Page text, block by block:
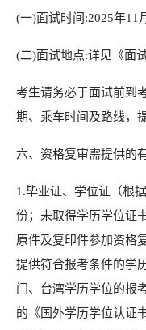
(一)面试时间:2025年11
(二)面试地点:详见《面
考生请务必于面试前到
期、乘车时间及路线，
六、资格复审需提供的
1.毕业证、学位证（根
份；未取得学历学位证
原件及复印件参加资格
提供符合报考条件的学
门、台湾学历学位的报
的《国外学历学位认证